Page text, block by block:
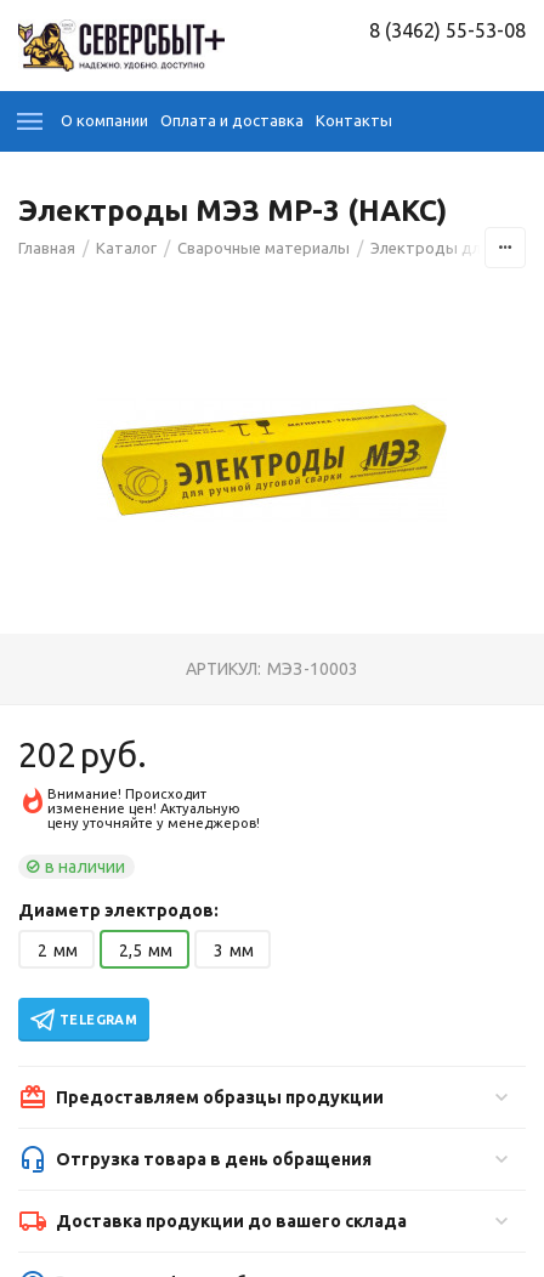
8 (3462) 55-53-08
О компании Оплата и доставка Контакты
Электроды МЭЗ МР-3 (НАКС)
Главная / Каталог / Сварочные материалы / Электроды для сварки
АРТИКУЛ: МЭЗ-10003
202 руб.
Внимание! Происходит
изменение цен! Актуальную
цену уточняйте у менеджеров!
в наличии
Диаметр электродов:
2 мм 2,5 мм 3 мм
TELEGRAM
Предоставляем образцы продукции
Отгрузка товара в день обращения
Доставка продукции до вашего склада